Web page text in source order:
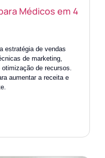
Médicos em 4
estratégia de vendas
de marketing,
de recursos.
aumentar a receita e